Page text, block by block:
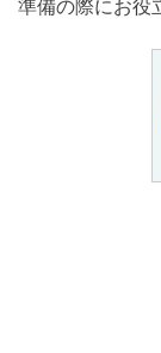
準備の際にお役